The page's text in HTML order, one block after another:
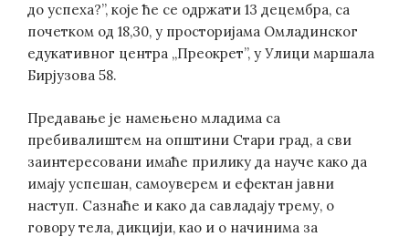
до успеха?”, које ће се одржати 13 децембра, са
почетком од 18,30, у просторијама Омладинског
едукативног центра „Преокрет”, у Улици маршала
Бирјузова 58.
Предавање је намењено младима са
пребивалиштем на општини Стари град, а сви
заинтересовани имаће прилику да науче како да
имају успешан, самоуверем и ефектан јавни
наступ. Сазнаће и како да савладају трему, о
говору тела, дикцији, као и о начинима за